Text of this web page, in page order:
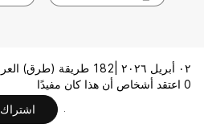
٠٢ أبريل ٢٠٢٦ |
182 طريقة (طرق) العرض |
0 اعتقد أشخاص أن هذا كان مفيدًا
اشتراك